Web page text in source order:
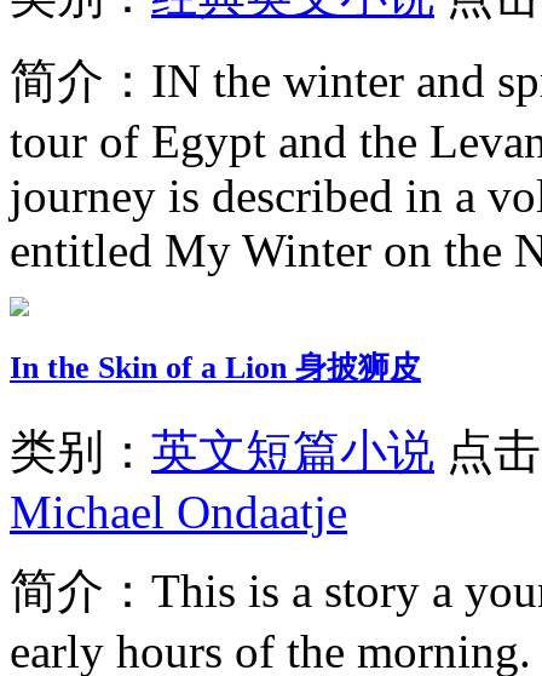
简介： IN the winter and
tour of Egypt and the
journey is described in a
entitled My Winter on the
In the Skin of a Lion 身披狮皮
类别： 英文短篇小说 点
Michael Ondaatje
简介： This is a story a
early hours of the morning.